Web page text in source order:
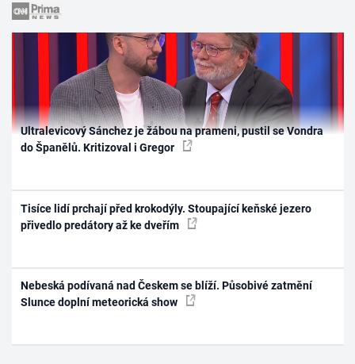
Ultralevicový Sánchez je žábou na prameni, pustil se Vondra
do Španělů. Kritizoval i Gregor
Tisíce lidí prchají před krokodýly. Stoupající keňské jezero
přivedlo predátory až ke dveřím
Nebeská podívaná nad Českem se blíží. Působivé zatmění
Slunce doplní meteorická show